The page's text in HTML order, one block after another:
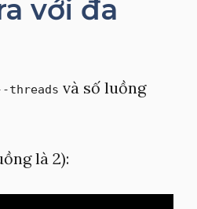
với đa
threads và số luồng
là 2):